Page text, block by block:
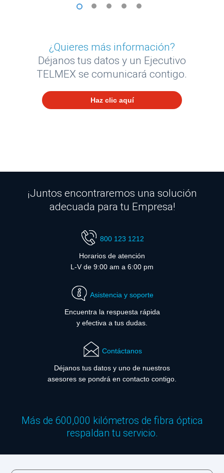
1
¿Quieres más información?
Déjanos tus datos y un Ejecutivo
TELMEX se comunicará contigo.
Haz clic aquí
¡Juntos encontraremos una solución
adecuada para tu Empresa!
800 123 1212
Horarios de atención
L-V de 9:00 am a 6:00 pm
Asistencia y soporte
Encuentra la respuesta rápida
y efectiva a tus dudas.
Contáctanos
Déjanos tus datos y uno de nuestros
asesores se pondrá en contacto contigo.
Más de 600,000 kilómetros de fibra óptica
respaldan tu servicio.